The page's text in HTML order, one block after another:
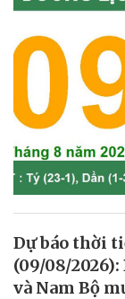
Dự báo thời
(09/08/
và Nam Bộ